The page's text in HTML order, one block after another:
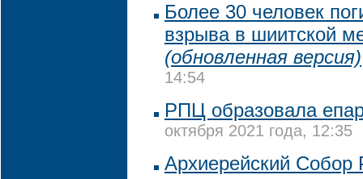
Более 30 человек
взрыва в шиитской
(обновленная версия)
14:54
РПЦ образовала
октября 2021 года, 12:35
Архиерейский